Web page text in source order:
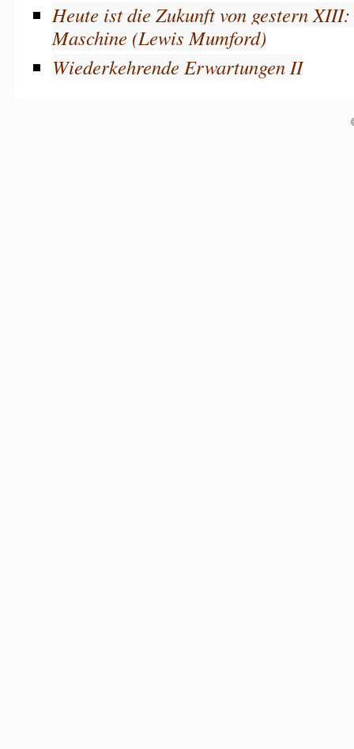
Heute ist die Zukunft von gestern
Maschine (Lewis Mumford)
Wiederkehrende Erwartungen II